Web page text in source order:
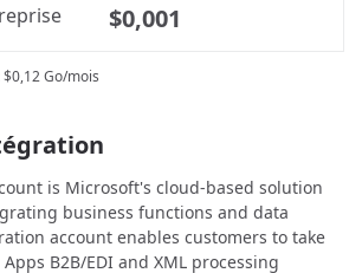
$0,001
$0,12Go/mois
is Microsoft's cloud-based solution
business functions and data
account enables customers to take
B2B/EDI and XML processing